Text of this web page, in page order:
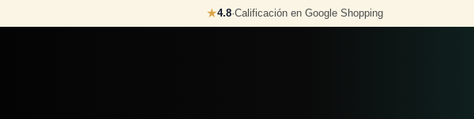
★4.8·Calificación en Google Shopping